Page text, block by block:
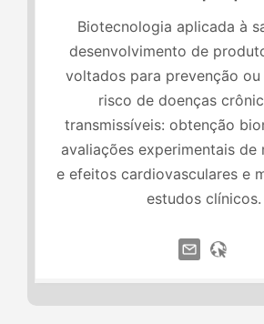
Biotecnologia aplicada à
desenvolvimento de
voltados para prevenção
risco de doenças
transmissíveis: obtenção
avaliações experimentais de
e efeitos cardiovasculares e
estudos clínicos.